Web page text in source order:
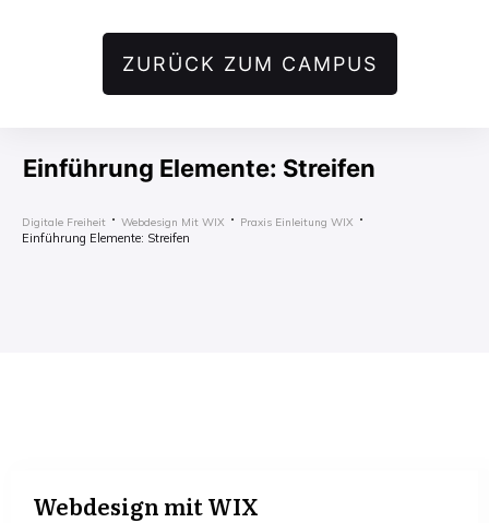
ZURÜCK ZUM CAMPUS
Einführung Elemente: Streifen
Digitale Freiheit Webdesign Mit WIX Praxis Einleitung WIX
Einführung Elemente: Streifen
Webdesign mit WIX